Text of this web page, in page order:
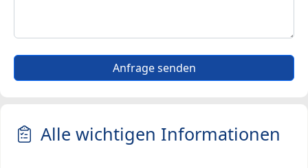
Anfrage senden
Alle wichtigen Informationen